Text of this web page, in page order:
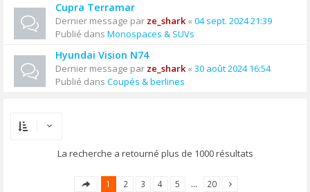
Cupra Terramar
Dernier message par ze_shark« 04 sept. 2024 21:39
Publié dans Monospaces & SUVs
Hyundai Vision N74
Dernier message par ze_shark« 30 août 2024 16:54
Publié dans Coupés & berlines
La recherche a retourné plus de 1000 résultats
1 2 3 4 5 … 20